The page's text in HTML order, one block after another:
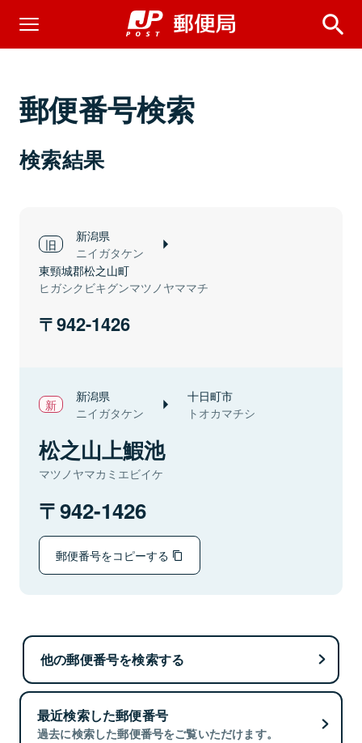
郵便番号検索
検索結果
新潟県
ニイガタケン
東頸城郡松之山町
ヒガシクビキグンマツノヤママチ
942-1426
新潟県
ニイガタケン
十日町市
トオカマチシ
松之山上鰕池
マツノヤマカミエビイケ
942-1426
郵便番号をコピーする
他の郵便番号を検索する
最近検索した郵便番号
過去に検索した郵便番号をご覧いただけます。